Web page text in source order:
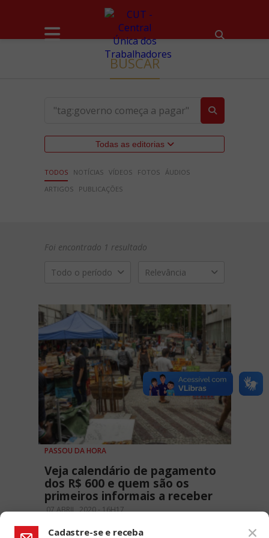
BUSCAR
Todas as editorias
TODOS NOTÍCIAS VÍDEOS FOTOS ÁUDIOS
ARTIGOS
PUBLICAÇÕES
Foi encontrado 1 resultado
Todo o período Relevância
PASSOU DA HORA
Veja calendário de pagamento
dos R$ 600 e quem são os
primeiros informais a receber
07 ABRIL, 2020 - 16H17
Cadastre-se e receba